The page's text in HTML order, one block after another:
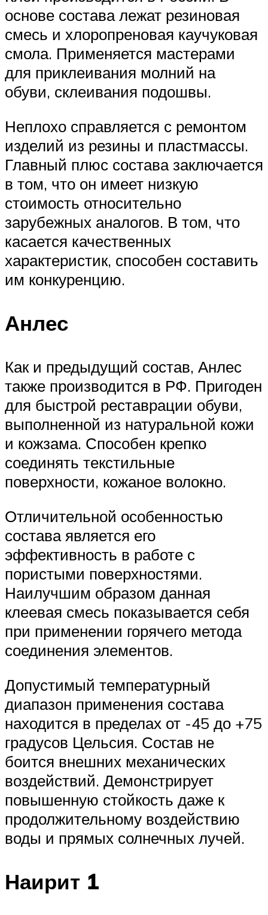
основе состава лежат резиновая
смесь и хлоропреновая каучуковая
смола. Применяется мастерами
для приклеивания молний на
обуви, склеивания подошвы.
Неплохо справляется с ремонтом
изделий из резины и пластмассы.
Главный плюс состава заключается
в том, что он имеет низкую
стоимость относительно
зарубежных аналогов. В том, что
касается качественных
характеристик, способен составить
им конкуренцию.
Анлес
Как и предыдущий состав, Анлес
также производится в РФ. Пригоден
для быстрой реставрации обуви,
выполненной из натуральной кожи
и кожзама. Способен крепко
соединять текстильные
поверхности, кожаное волокно.
Отличительной особенностью
состава является его
эффективность в работе с
пористыми поверхностями.
Наилучшим образом данная
клеевая смесь показывается себя
при применении горячего метода
соединения элементов.
Допустимый температурный
диапазон применения состава
находится в пределах от -45 до +75
градусов Цельсия. Состав не
боится внешних механических
воздействий. Демонстрирует
повышенную стойкость даже к
продолжительному воздействию
воды и прямых солнечных лучей.
Наирит 1